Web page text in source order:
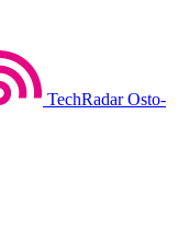
TechRadar Osto-